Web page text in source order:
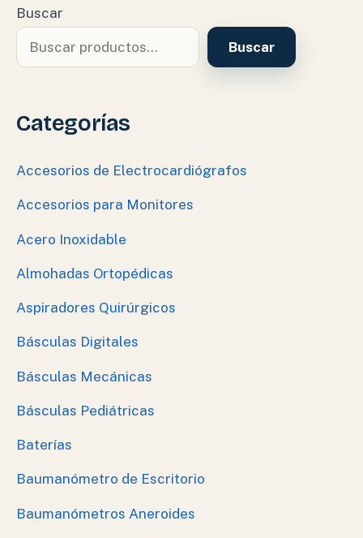
Buscar
Buscar
Categorías
Accesorios de Electrocardiógrafos
Accesorios para Monitores
Acero Inoxidable
Almohadas Ortopédicas
Aspiradores Quirúrgicos
Básculas Digitales
Básculas Mecánicas
Básculas Pediátricas
Baterías
Baumanómetro de Escritorio
Baumanómetros Aneroides